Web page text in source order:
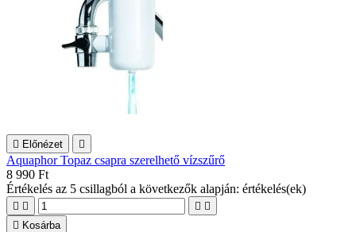
 Előnézet 
Aquaphor Topaz csapra szerelhető vízszűrő
8 990 Ft
Értékelés az 5 csillagból a következők alapján: értékelés(ek)
   
 Kosárba